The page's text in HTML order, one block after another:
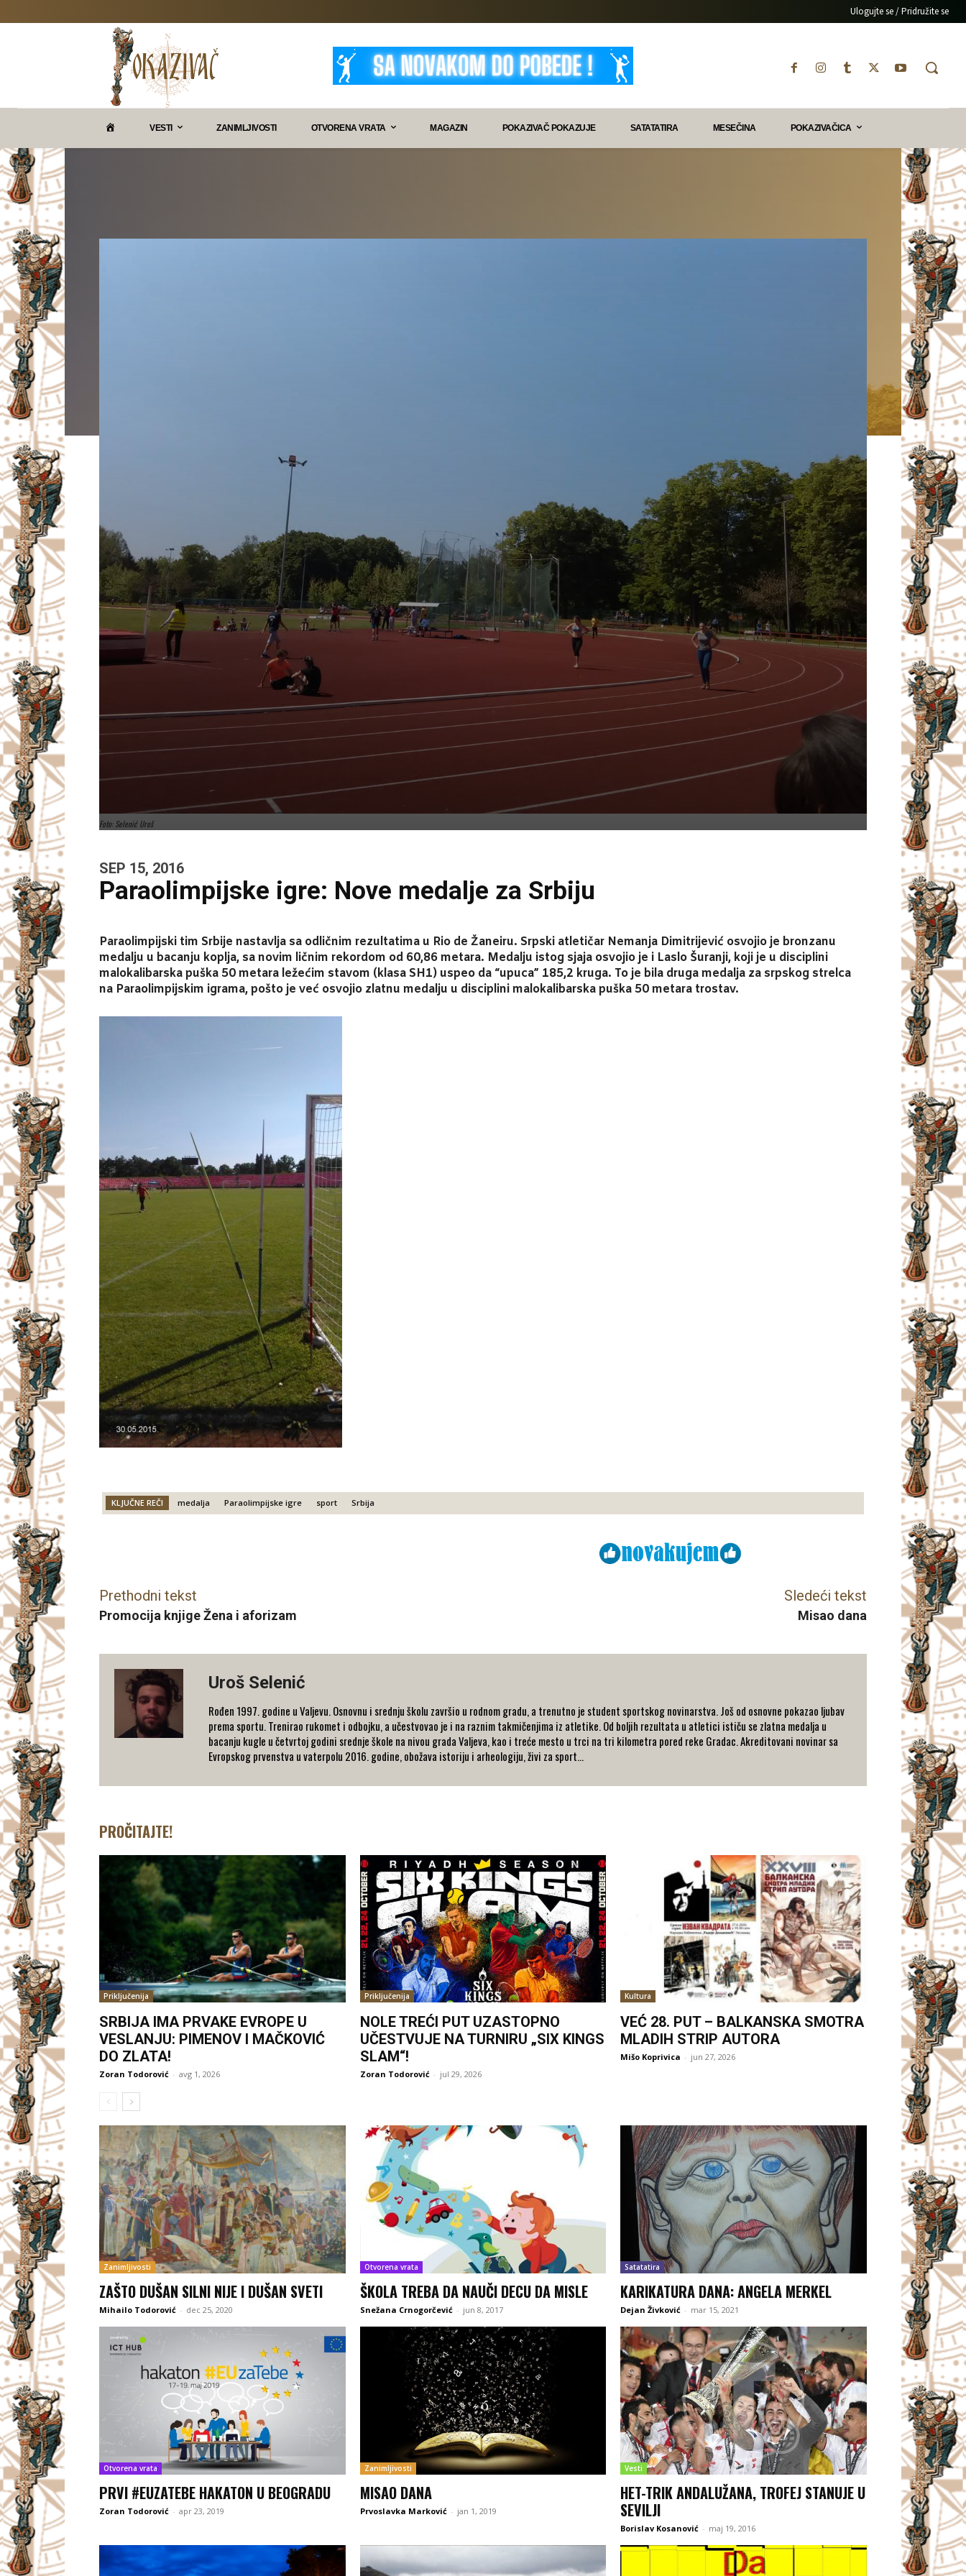
Ulogujte se / Pridružite se
VESTI ZANIMLJIVOSTI OTVORENA VRATA MAGAZIN POKAZIVAČ POKAZUJE SATATATIRA MESEČINA POKAZIVAČICA
Foto: Selenić Uroš
SEP 15, 2016
Paraolimpijske igre: Nove medalje za Srbiju
Paraolimpijski tim Srbije nastavlja sa odličnim rezultatima u Rio de Žaneiru. Srpski atletičar Nemanja Dimitrijević osvojio je bronzanu
medalju u bacanju koplja, sa novim ličnim rekordom od 60,86 metara. Medalju istog sjaja osvojio je i Laslo Šuranji, koji je u disciplini
malokalibarska puška 50 metara ležećim stavom (klasa SH1) uspeo da “upuca” 185,2 kruga. To je bila druga medalja za srpskog strelca
na Paraolimpijskim igrama, pošto je već osvojio zlatnu medalju u disciplini malokalibarska puška 50 metara trostav.
KLJUČNE REČI medalja Paraolimpijske igre sport Srbija
Prethodni tekst
Promocija knjige Žena i aforizam
Sledeći tekst
Misao dana
Uroš Selenić
Rođen 1997. godine u Valjevu. Osnovnu i srednju školu završio u rodnom gradu, a trenutno je student sportskog novinarstva. Još od osnovne pokazao ljubav
prema sportu. Trenirao rukomet i odbojku, a učestvovao je i na raznim takmičenjima iz atletike. Od boljih rezultata u atletici ističu se zlatna medalja u
bacanju kugle u četvrtoj godini srednje škole na nivou grada Valjeva, kao i treće mesto u trci na tri kilometra pored reke Gradac. Akreditovani novinar sa
Evropskog prvenstva u vaterpolu 2016. godine, obožava istoriju i arheologiju, živi za sport...
PROČITAJTE!
Priključenija
SRBIJA IMA PRVAKE EVROPE U
VESLANJU: PIMENOV I MAČKOVIĆ
DO ZLATA!
Zoran Todorović - avg 1, 2026
Priključenija
NOLE TREĆI PUT UZASTOPNO
UČESTVUJE NA TURNIRU „SIX KINGS
SLAM“!
Zoran Todorović - jul 29, 2026
Kultura
VEĆ 28. PUT – BALKANSKA SMOTRA
MLADIH STRIP AUTORA
Mišo Koprivica - jun 27, 2026
Zanimljivosti
ZAŠTO DUŠAN SILNI NIJE I DUŠAN SVETI
Mihailo Todorović - dec 25, 2020
Otvorena vrata
ŠKOLA TREBA DA NAUČI DECU DA MISLE
Snežana Crnogorčević - jun 8, 2017
Satatatira
KARIKATURA DANA: ANGELA MERKEL
Dejan Živković - mar 15, 2021
Otvorena vrata
PRVI #EUZATEBE HAKATON U BEOGRADU
Zoran Todorović - apr 23, 2019
Zanimljivosti
MISAO DANA
Prvoslavka Marković - jan 1, 2019
Vesti
HET-TRIK ANDALUŽANA, TROFEJ STANUJE U
SEVILJI
Borislav Kosanović - maj 19, 2016